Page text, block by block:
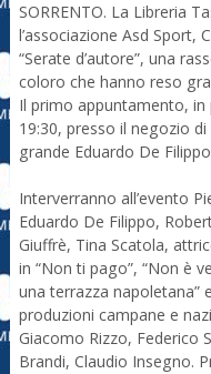
SORRENTO. La Libreria
l’associazione Asd Sport,
“Serate d’autore”, una
coloro che hanno reso
Il primo appuntamento,
19:30, presso il negozio
grande Eduardo De
Interverranno all’evento
Eduardo De Filippo,
Giuffrè, Tina Scatola,
in “Non ti pago”, “Non è
una terrazza napoletana”
produzioni campane e
Giacomo Rizzo, Federico
Brandi, Claudio Insegno.